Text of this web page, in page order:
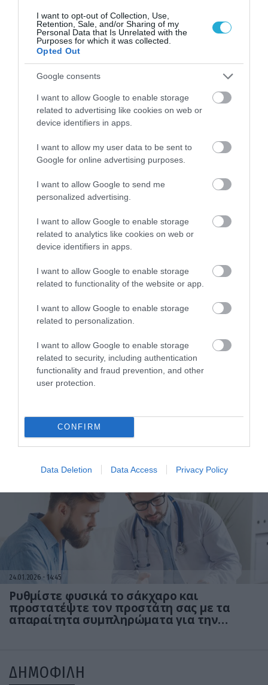
I want to opt-out of Collection, Use,
Retention, Sale, and/or Sharing of my
Personal Data that Is Unrelated with the
Purposes for which it was collected.
Opted Out
Google consents
I want to allow Google to enable storage
related to advertising like cookies on web or
device identifiers in apps.
I want to allow my user data to be sent to
Google for online advertising purposes.
I want to allow Google to send me
personalized advertising.
I want to allow Google to enable storage
related to analytics like cookies on web or
device identifiers in apps.
I want to allow Google to enable storage
related to functionality of the website or app.
I want to allow Google to enable storage
related to personalization.
I want to allow Google to enable storage
related to security, including authentication
functionality and fraud prevention, and other
user protection.
CONFIRM
Data Deletion Data Access Privacy Policy
11.02.2026 20:40
VIP WITH CHOCOLATΕ: Η Premium επιλογή
για άντρες που θέλουν φυσική υπεροχή
και ανεβασμένη λίμπιντο
Support Immune Protein: Η φυτική λύση για
ενίσχυση του ανοσοποιητικού και τόνωση
S-CURVE: Η «μαγική» κρέμα που
μεταμορφώνει τους γλουτούς σας –
Μεταμορφωθείτε και λάμψτε μέσα στις
γιορτές!
24.01.2026 14:45
Ρυθμίστε φυσικά το σάκχαρο και
προστατέψτε τον προστάτη σας με τα
απαραίτητα συμπληρώματα για την
ΔΗΜΟΦΙΛΗ